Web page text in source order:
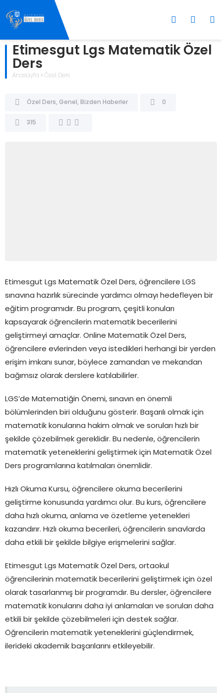
Etimesgut Lgs Matematik Özel
Ders
Anasayfa » Özel Ders
Özel Ders, Genel , Bizden Haberler 0
315
Etimesgut Lgs Matematik Özel Ders, öğrencilere LGS
sınavına hazırlık sürecinde yardımcı olmayı hedefleyen bir
eğitim programıdır. Bu program, çeşitli konuları
kapsayarak öğrencilerin matematik becerilerini
geliştirmeyi amaçlar. Online Matematik Özel Ders,
öğrencilere evlerinden veya istedikleri herhangi bir yerden
erişim imkanı sunar, böylece zamandan ve mekandan
bağımsız olarak derslere katılabilirler.
LGS’de Matematiğin Önemi, sınavın en önemli
bölümlerinden biri olduğunu gösterir. Başarılı olmak için
matematik konularına hakim olmak ve soruları hızlı bir
şekilde çözebilmek gereklidir. Bu nedenle, öğrencilerin
matematik yeteneklerini geliştirmek için Matematik Özel
Ders programlarına katılmaları önemlidir.
Hızlı Okuma Kursu, öğrencilere okuma becerilerini
geliştirme konusunda yardımcı olur. Bu kurs, öğrencilere
daha hızlı okuma, anlama ve özetleme yetenekleri
kazandırır. Hızlı okuma becerileri, öğrencilerin sınavlarda
daha etkili bir şekilde bilgiye erişmelerini sağlar.
Etimesgut Lgs Matematik Özel Ders, ortaokul
öğrencilerinin matematik becerilerini geliştirmek için özel
olarak tasarlanmış bir programdır. Bu dersler, öğrencilere
matematik konularını daha iyi anlamaları ve soruları daha
etkili bir şekilde çözebilmeleri için destek sağlar.
Öğrencilerin matematik yeteneklerini güçlendirmek,
ilerideki akademik başarılarını etkileyebilir.